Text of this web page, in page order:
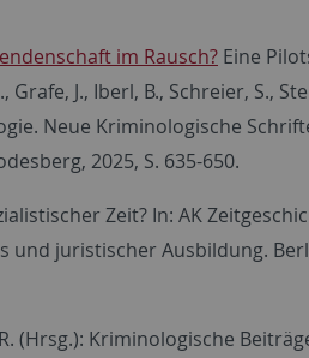
im Rausch? Eine
J., Iberl, B., Schreier, S.,
Neue Kriminologische
2025, S. 635-650.
Zeit? In: AK
und juristischer Ausbildung.
(Hrsg.): Kriminologische